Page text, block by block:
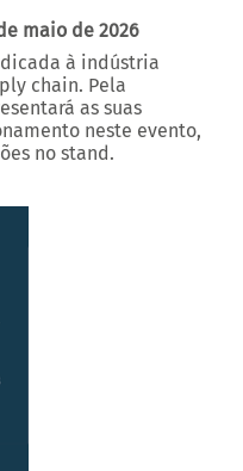
as suas
neste evento,
no stand.